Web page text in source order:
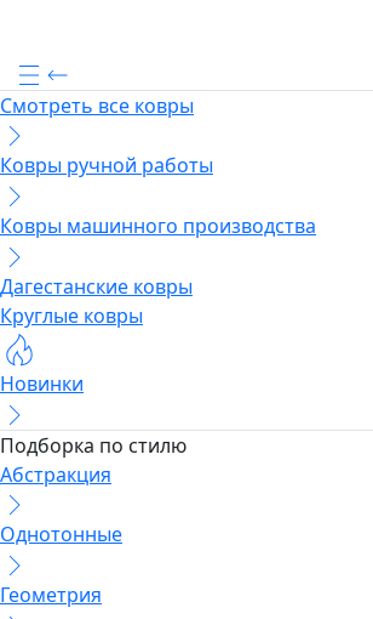
Смотреть все ковры
Ковры ручной работы
Ковры машинного производства
Дагестанские ковры
Круглые ковры
Новинки
Подборка по стилю
Абстракция
Однотонные
Геометрия